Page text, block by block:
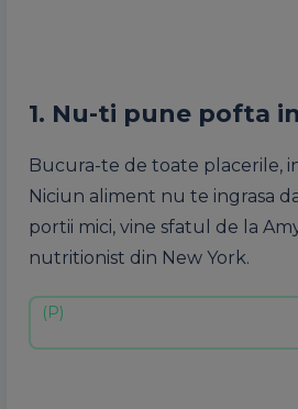
1. Nu-ti pune pofta
Bucura-te de toate placerile,
Niciun aliment nu te ingrasa
portii mici, vine sfatul de la
nutritionist din New York.